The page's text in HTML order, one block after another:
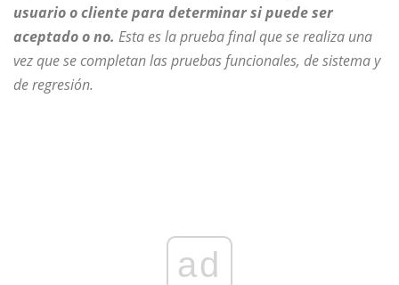
usuario o cliente para determinar si puede ser
aceptado o no. Esta es la prueba final que se realiza una
vez que se completan las pruebas funcionales, de sistema y
de regresión.
ad